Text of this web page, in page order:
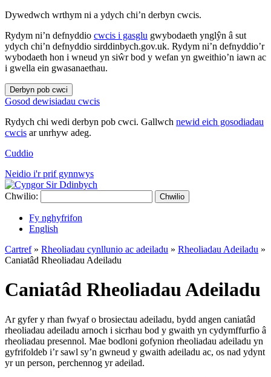
Dywedwch wrthym ni a ydych chi’n derbyn cwcis.
Rydym ni’n defnyddio cwcis i gasglu gwybodaeth ynglŷn â sut
ydych chi’n defnyddio sirddinbych.gov.uk. Rydym ni’n defnyddio’r
wybodaeth hon i wneud yn siŵr bod y wefan yn gweithio’n iawn ac
i gwella ein gwasanaethau.
Derbyn pob cwci
Gosod dewisiadau cwcis
Rydych chi wedi derbyn pob cwci. Gallwch newid eich gosodiadau
cwcis ar unrhyw adeg.
Cuddio
Neidio i'r prif gynnwys
Chwilio: Chwilio
Fy nghyfrifon
English
Cartref» Rheoliadau cynllunio ac adeiladu » Rheoliadau Adeiladu »
Caniatâd Rheoliadau Adeiladu
Caniatâd Rheoliadau Adeiladu
Ar gyfer y rhan fwyaf o brosiectau adeiladu, bydd angen caniatâd
rheoliadau adeiladu arnoch i sicrhau bod y gwaith yn cydymffurfio â
rheoliadau presennol. Mae bodloni gofynion rheoliadau adeiladu yn
gyfrifoldeb i’r sawl sy’n gwneud y gwaith adeiladu ac, os nad ydynt
yr un person, perchennog yr adeilad.